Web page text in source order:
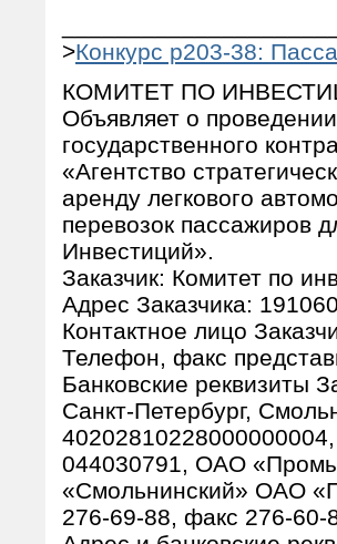
>Конкурс p203-38:
КОМИТЕТ ПО
Объявляет о
государственного
«Агентство
аренду легкового
перевозок пассажиров
Инвестиций».
Заказчик: Комитет по
Адрес Заказчика:
Контактное лицо
Телефон, факс
Банковские реквизиты
Санкт-Петербург,
044030791, ОАО
«Смольнинский» ОАО
276-69-88, факс 276-60-